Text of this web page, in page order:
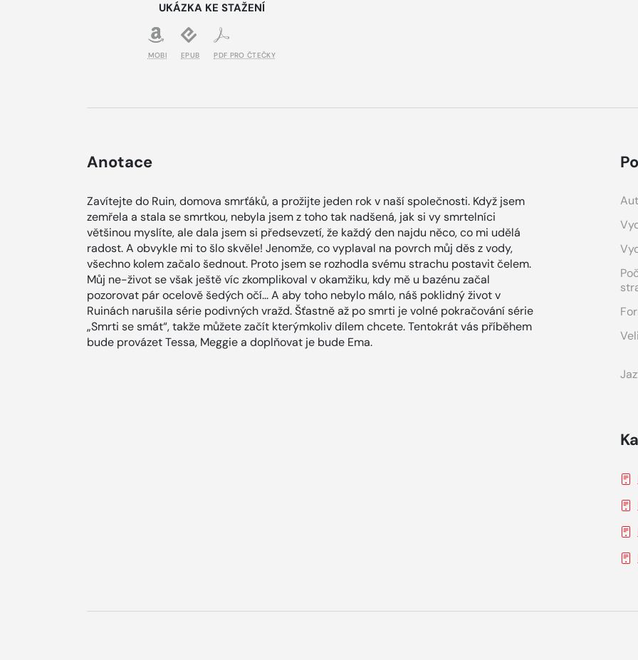
UKÁZKA KE STAŽENÍ
MOBI EPUB PDF PRO ČTEČKY
Anotace
Zavítejte do Ruin, domova smrťáků, a prožijte jeden rok v naší společnosti. Když jsem
zemřela a stala se smrtkou, nebyla jsem z toho tak nadšená, jak si vy smrtelníci
většinou myslíte, ale dala jsem si předsevzetí, že každý den najdu něco, co mi udělá
radost. A obvykle mi to šlo skvěle! Jenomže, co vyplaval na povrch můj děs z vody,
všechno kolem začalo šednout. Proto jsem se rozhodla svému strachu postavit čelem.
Můj ne-život se však ještě víc zkomplikoval v okamžiku, kdy mě u bazénu začal
pozorovat pár ocelově šedých očí... A aby toho nebylo málo, náš poklidný život v
Ruinách narušila série podivných vražd. Šťastně až po smrti je volné pokračování série
„Smrti se smát“, takže můžete začít kterýmkoliv dílem chcete. Tentokrát vás příběhem
bude provázet Tessa, Meggie a doplňovat je bude Ema.